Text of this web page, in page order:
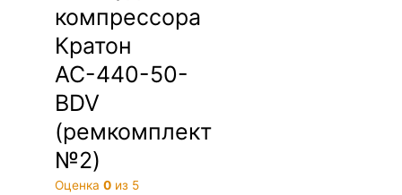
компрессора
Кратон
АС-440-50-
BDV
(ремкомплект
№2)
Оценка0 из 5